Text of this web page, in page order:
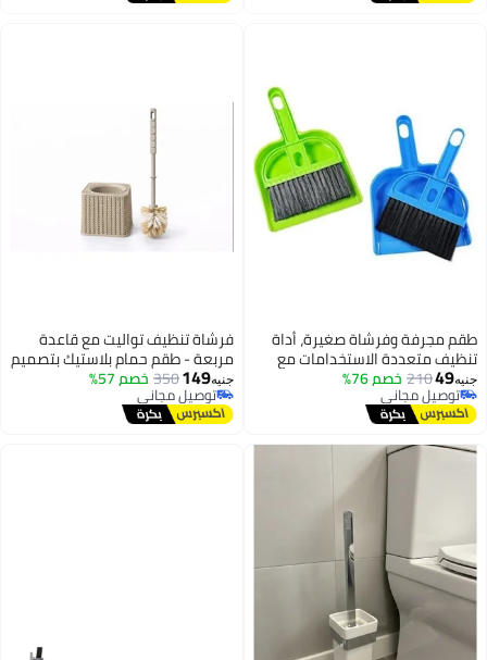
وفرشاة صغيرة، أداة
الاستخدامات مع
مجرفة بلاستيكية،
قطعتين، مكنسة تنظيف
210خصم 76%
مجاني
مجاني
فرشاة تنظيف تواليت مع قاعدة
مربعة - طقم حمام بلاستيك بتصميم
"تريكو" عصري - شعيرات كثيفة
ومقبض طويل - بيج
149
350خصم 57%
توصيل مجاني
توصيل مجاني